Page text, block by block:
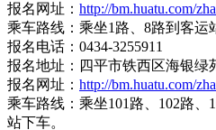
报名网址： http://bm.huatu.com/
乘车路线：乘坐1路、8路到客运
报名电话：0434-3255911
报名地址：四平市铁西区海银绿
报名网址： http://bm.huatu.com/
乘车路线：乘坐101路、102路、
站下车。